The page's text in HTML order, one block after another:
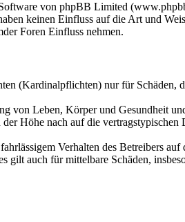
von phpBB Limited
keinen Einfluss auf die Art und
Foren Einfluss nehmen.
(Kardinalpflichten) nur für Schäden,
von Leben, Körper und Gesundheit
Höhe nach auf die vertragstypischen
Verhalten des Betreibers auf
gilt auch für mittelbare Schäden,